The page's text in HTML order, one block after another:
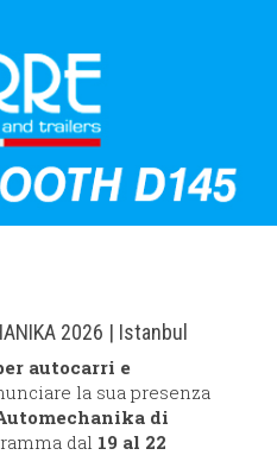
2026 | Istanbul
autocarri e
la sua presenza
di
dal 19 al 22